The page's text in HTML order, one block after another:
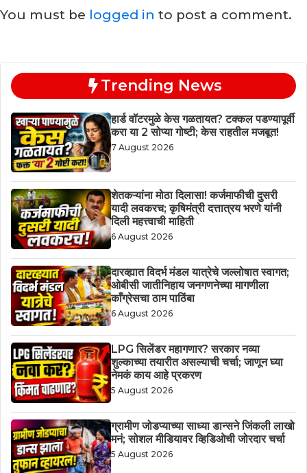
You must be logged in to post a comment.
Trending News
हार्ड वॉटरमुळे केस गळतायत? टक्कल पडण्यापूर्वी
करा या 2 सोप्या गोष्टी; केस राहतील मजबूत!
7 August 2026
शेतकऱ्यांना मोठा दिलासा! कर्जमाफीची दुसरी
यादी लवकरच; कृषिमंत्री दत्तात्रय भरणे यांनी
दिली महत्त्वाची माहिती
6 August 2026
दारव्ह्यात विदर्भ मंडल यात्रेचे जल्लोषात स्वागत;
ओबीसी जातीनिहाय जनगणनेच्या मागणीला
काँग्रेसचा ठाम पाठिंबा
6 August 2026
LPG सिलेंडर महागणार? सरकार नव्या
शुल्काच्या तयारीत असल्याची चर्चा; जाणून घ्या
नेमकं काय आहे प्रकरण
5 August 2026
ग्रामीण जोडप्याच्या साध्या डान्सने जिंकली लाखो
मनं; सोशल मीडियावर व्हिडिओची जोरदार चर्चा
5 August 2026